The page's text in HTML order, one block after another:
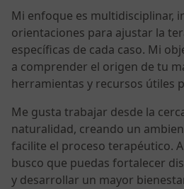
Mi enfoque es multidisciplinar,
orientaciones para ajustar la
específicas de cada caso. Mi
a comprender el origen de tu
herramientas y recursos útiles
Me gusta trabajar desde la
naturalidad, creando un
facilite el proceso terapéutico.
busco que puedas fortalecer
y desarrollar un mayor